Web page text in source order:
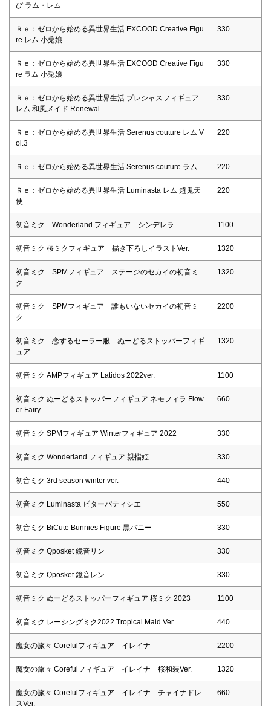
び ラム・レム
Ｒｅ：ゼロから始める異世界生活 EXCOOD Creative Figu
re レム 小兎娘
330
Ｒｅ：ゼロから始める異世界生活 EXCOOD Creative Figu
re ラム 小兎娘
330
Ｒｅ：ゼロから始める異世界生活 プレシャスフィギュア
レム 和風メイド Renewal
330
Ｒｅ：ゼロから始める異世界生活 Serenus couture レム V
ol.3
220
Ｒｅ：ゼロから始める異世界生活 Serenus couture ラム 220
Ｒｅ：ゼロから始める異世界生活 Luminasta レム 超鬼天
使
220
初音ミク Wonderland フィギュア シンデレラ 1100
初音ミク 桜ミクフィギュア 描き下ろしイラストVer. 1320
初音ミク SPMフィギュア ステージのセカイの初音ミ
ク
1320
初音ミク SPMフィギュア 誰もいないセカイの初音ミ
ク
2200
初音ミク 恋するセーラー服 ぬーどるストッパーフィギ
ュア
1320
初音ミク AMPフィギュア Latidos 2022ver. 1100
初音ミク ぬーどるストッパーフィギュア ネモフィラ Flow
er Fairy
660
初音ミク SPMフィギュア Winterフィギュア 2022 330
初音ミク Wonderland フィギュア 親指姫 330
初音ミク 3rd season winter ver. 440
初音ミク Luminasta ビターパティシエ 550
初音ミク BiCute Bunnies Figure 黒バニー 330
初音ミク Qposket 鏡音リン 330
初音ミク Qposket 鏡音レン 330
初音ミク ぬーどるストッパーフィギュア 桜ミク 2023 1100
初音ミク レーシングミク2022 Tropical Maid Ver. 440
魔女の旅々 Corefulフィギュア イレイナ 2200
魔女の旅々 Corefulフィギュア イレイナ 桜和装Ver. 1320
魔女の旅々 Corefulフィギュア イレイナ チャイナドレ
スVer.
660